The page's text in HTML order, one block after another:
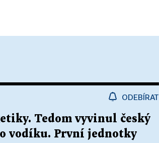
ODEBÍRAT
Tedom vyvinul český
vodíku. První jednotky